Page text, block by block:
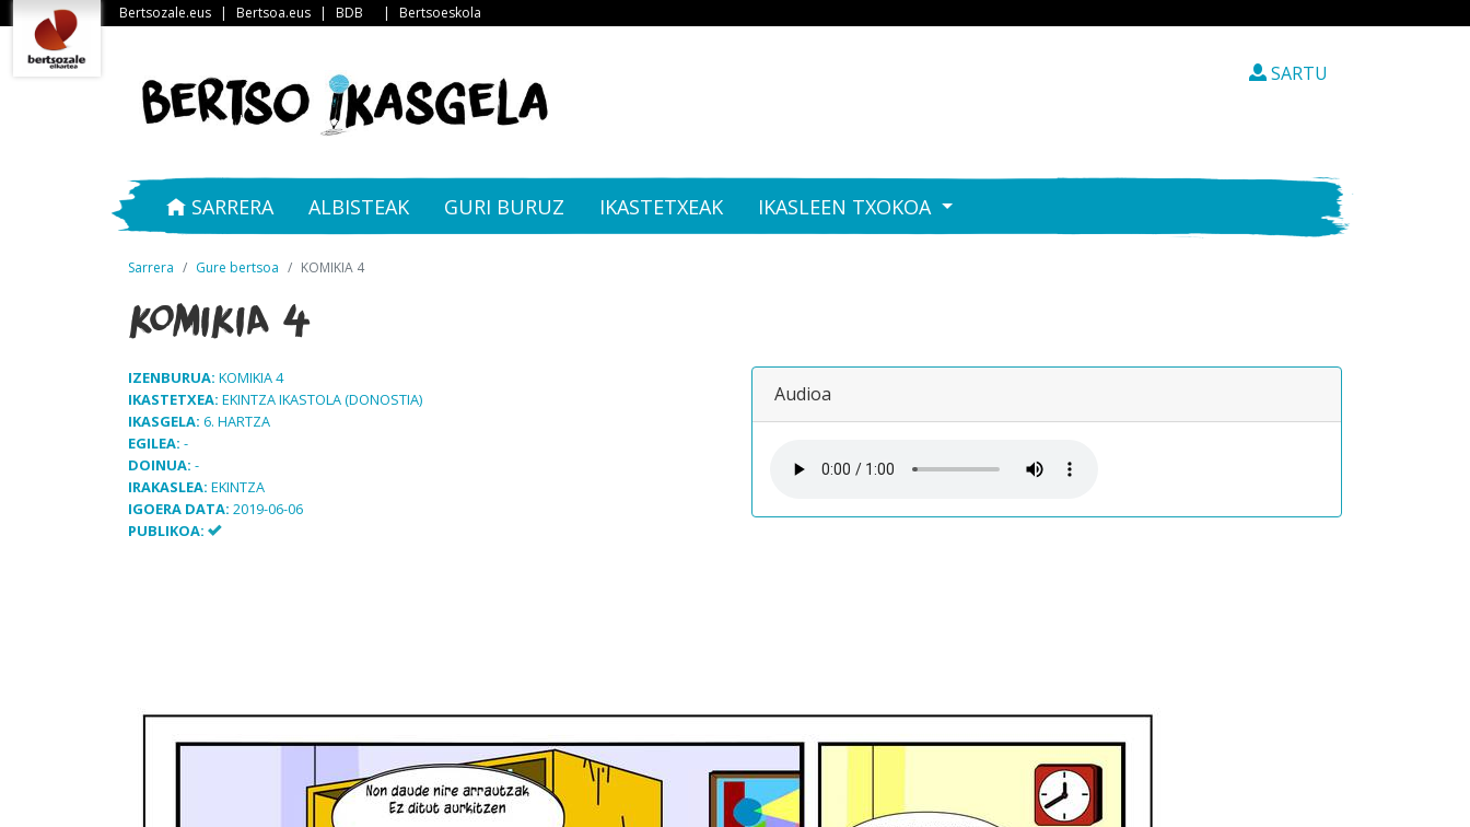
Bertsozale.eus | Bertsoa.eus | BDB | Bertsoeskola
SARTU
SARRERA ALBISTEAK GURI BURUZ IKASTETXEAK IKASLEEN TXOKOA
Sarrera Gure bertsoa KOMIKIA 4
KOMIKIA 4
IZENBURUA: KOMIKIA 4
IKASTETXEA: EKINTZA IKASTOLA (DONOSTIA)
IKASGELA: 6. HARTZA
EGILEA: -
DOINUA: -
IRAKASLEA: EKINTZA
IGOERA DATA: 2019-06-06
PUBLIKOA:
Audioa